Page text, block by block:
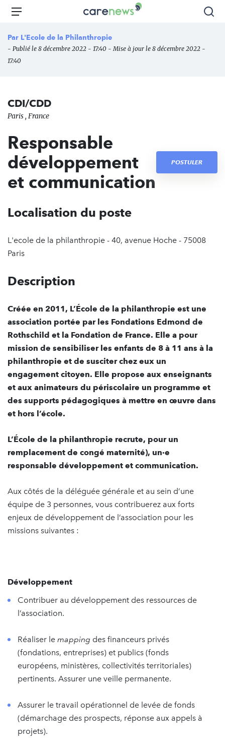
Aller
principal
Carenews,
média
des
Menu
Par L'Ecole de la Philanthropie
- Publié le 8 décembre 2022 - 17:40 - Mise à jour le 8 décembre 2022 -
17:40
CDI/CDD
Paris , France
Responsable
développement
et communication
POSTULER
Localisation du poste
L'ecole de la philanthropie - 40, avenue Hoche - 75008
Paris
Description
Créée en 2011, L’École de la philanthropie est une
association portée par les Fondations Edmond de
Rothschild et la Fondation de France. Elle a pour
mission de sensibiliser les enfants de 8 à 11 ans à la
philanthropie et de susciter chez eux un
engagement citoyen. Elle propose aux enseignants
et aux animateurs du périscolaire un programme et
des supports pédagogiques à mettre en œuvre dans
et hors l’école.
L’École de la philanthropie recrute, pour un
remplacement de congé maternité), un·e
responsable développement et communication.
Aux côtés de la déléguée générale et au sein d’une
équipe de 3 personnes, vous contribuerez aux forts
enjeux de développement de l’association pour les
missions suivantes :
Développement
Contribuer au développement des ressources de
l’association.
Réaliser le mapping des financeurs privés
(fondations, entreprises) et publics (fonds
européens, ministères, collectivités territoriales)
pertinents. Assurer une veille permanente.
Assurer le travail opérationnel de levée de fonds
(démarchage des prospects, réponse aux appels à
projets).